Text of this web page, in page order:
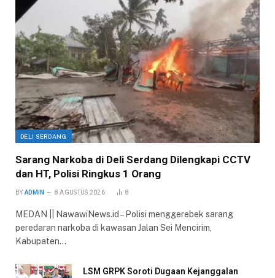
DELI SERDANG
Sarang Narkoba di Deli Serdang Dilengkapi CCTV
dan HT, Polisi Ringkus 1 Orang
BY ADMIN 8 AGUSTUS 2026 8
MEDAN || NawawiNews.id – Polisi menggerebek sarang
peredaran narkoba di kawasan Jalan Sei Mencirim,
Kabupaten…
LSM GRPK Soroti Dugaan Kejanggalan